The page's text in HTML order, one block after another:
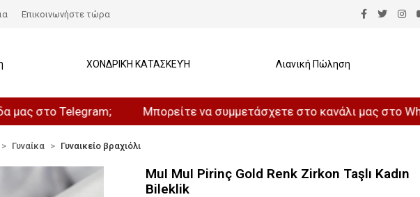
Telegram; Μπορείτε να συμμετάσχετε στο κανάλι μας στο WhatsApp.
Επικοινωνήστε τώρα
ΧΟΝΔΡΙΚΉ ΚΑΤΑΣΚΕΥΉ Λιανική Πώληση
Γυναίκα Γυναικείο βραχιόλι
MuI MuI Pirinç Gold Renk Zirkon Taşlı Kadın
Bileklik